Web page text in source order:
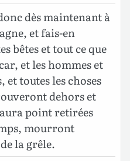
dès maintenant à
et fais-en
bêtes et tout ce que
et les hommes et
et toutes les choses
dehors et
point retirées
mourront
la grêle.